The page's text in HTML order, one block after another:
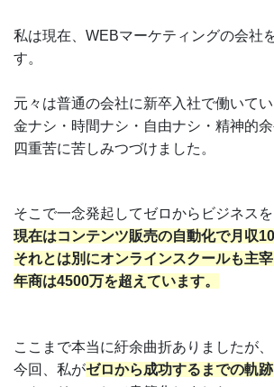
私は現在、WEBマーケティングの会社
す。
元々は普通の会社に新卒入社で働いてい
金ナシ・時間ナシ・自由ナシ・精神的
四重苦に苦しみつづけました。
そこで一念発起してゼロからビジネスを
現在はコンテンツ販売の自動化で月収
それとは別にオンラインスクールも主宰
年商は4500万を超えています。
ここまで本当に紆余曲折ありましたが、
今回、私がゼロから成功するまでの軌跡